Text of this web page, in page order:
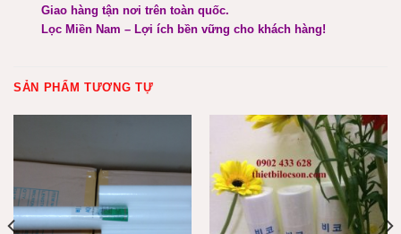
Giao hàng tận nơi trên toàn quốc.
Lọc Miền Nam – Lợi ích bền vững cho khách hàng!
SẢN PHẨM TƯƠNG TỰ